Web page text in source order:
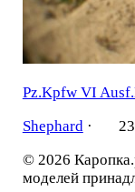
Pz.Kpfw VI
Shephard ·
© 2026
моделей